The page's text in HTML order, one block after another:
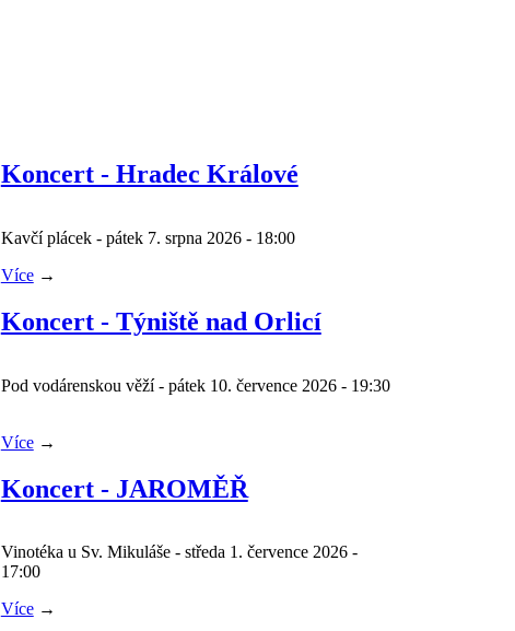
Koncert - Hradec Králové
Kavčí plácek - pátek 7. srpna 2026 - 18:00
Více→
Koncert - Týniště nad Orlicí
Pod vodárenskou věží - pátek 10. července 2026 - 19:30
Více→
Koncert - JAROMĚŘ
Vinotéka u Sv. Mikuláše - středa 1. července 2026 -
17:00
Více→